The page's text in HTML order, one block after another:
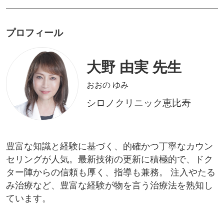
プロフィール
大野 由実 先生
おおの ゆみ
シロノクリニック恵比寿
豊富な知識と経験に基づく、的確かつ丁寧なカウン
セリングが人気。最新技術の更新に積極的で、ドク
ター陣からの信頼も厚く、指導も兼務。 注入やたる
み治療など、豊富な経験が物を言う治療法を熟知し
ています。